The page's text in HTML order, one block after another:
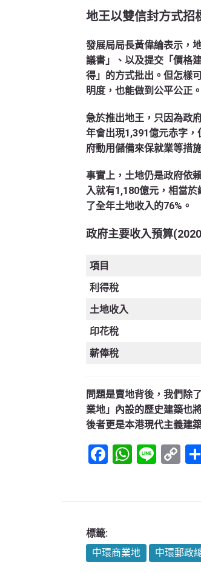
地王以雙信封方式招
發展局局長黃偉綸表示，
議書」、以及提交「價格
得」的方式批出。但怎樣
明度，也能做到公平公正。
急於推出地王，只因為政
年會出現1,391億元赤字
府動用儲備來保就業等措
事實上，土地仍是政府依
入就有1,180億元，相當
了全年土地收入的76%。
政府主要收入預算(2020
項目
利得稅
土地收入
印花稅
薪俸稅
問題是賣地背後，我們除
業地」內設的歷史建築也
後者更是本港現代主義建
Facebook
Line
標籤:
中環商業地
中環郵政